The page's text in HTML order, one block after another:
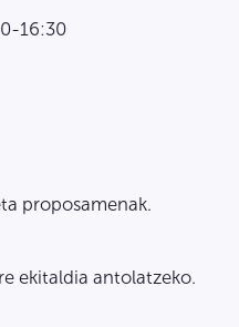
16:30
proposamenak.
ekitaldia antolatzeko.